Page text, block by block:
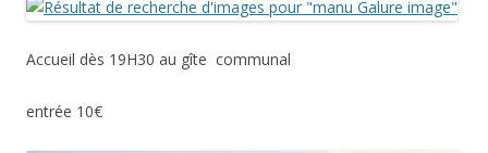
Accueil dès 19H30 au gîte communal
entrée 10€